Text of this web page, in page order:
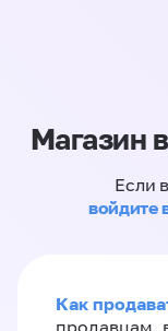
Магазин
Если
войдите
Как
продавцам,